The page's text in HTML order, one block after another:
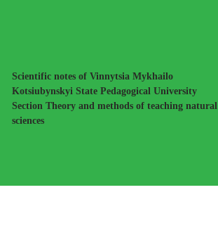
Scientific notes of Vinnytsia Mykhailo
Kotsiubynskyi State Pedagogical University
Section Theory and methods of teaching natural
sciences